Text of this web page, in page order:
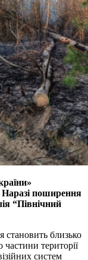
Наразі поширення
“Північний
становить близько
частини території
систем